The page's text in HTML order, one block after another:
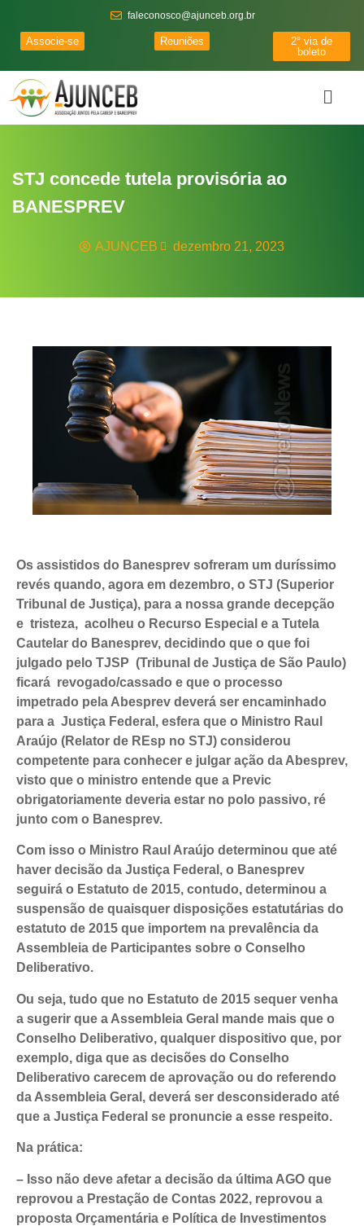
faleconosco@ajunceb.org.br
Associe-se Reuniões
2° via de
boleto
STJ concede tutela provisória ao
BANESPREV
AJUNCEB dezembro 21, 2023
Os assistidos do Banesprev sofreram um duríssimo
revés quando, agora em dezembro, o STJ (Superior
Tribunal de Justiça), para a nossa grande decepção
e tristeza, acolheu o Recurso Especial e a Tutela
Cautelar do Banesprev, decidindo que o que foi
julgado pelo TJSP (Tribunal de Justiça de São Paulo)
ficará revogado/cassado e que o processo
impetrado pela Abesprev deverá ser encaminhado
para a Justiça Federal, esfera que o Ministro Raul
Araújo (Relator de REsp no STJ) considerou
competente para conhecer e julgar ação da Abesprev,
visto que o ministro entende que a Previc
obrigatoriamente deveria estar no polo passivo, ré
junto com o Banesprev.
Com isso o Ministro Raul Araújo determinou que até
haver decisão da Justiça Federal, o Banesprev
seguirá o Estatuto de 2015, contudo, determinou a
suspensão de quaisquer disposições estatutárias do
estatuto de 2015 que importem na prevalência da
Assembleia de Participantes sobre o Conselho
Deliberativo.
Ou seja, tudo que no Estatuto de 2015 sequer venha
a sugerir que a Assembleia Geral mande mais que o
Conselho Deliberativo, qualquer dispositivo que, por
exemplo, diga que as decisões do Conselho
Deliberativo carecem de aprovação ou do referendo
da Assembleia Geral, deverá ser desconsiderado até
que a Justiça Federal se pronuncie a esse respeito.
Na prática:
– Isso não deve afetar a decisão da última AGO que
reprovou a Prestação de Contas 2022, reprovou a
proposta Orçamentária e Política de Investimentos